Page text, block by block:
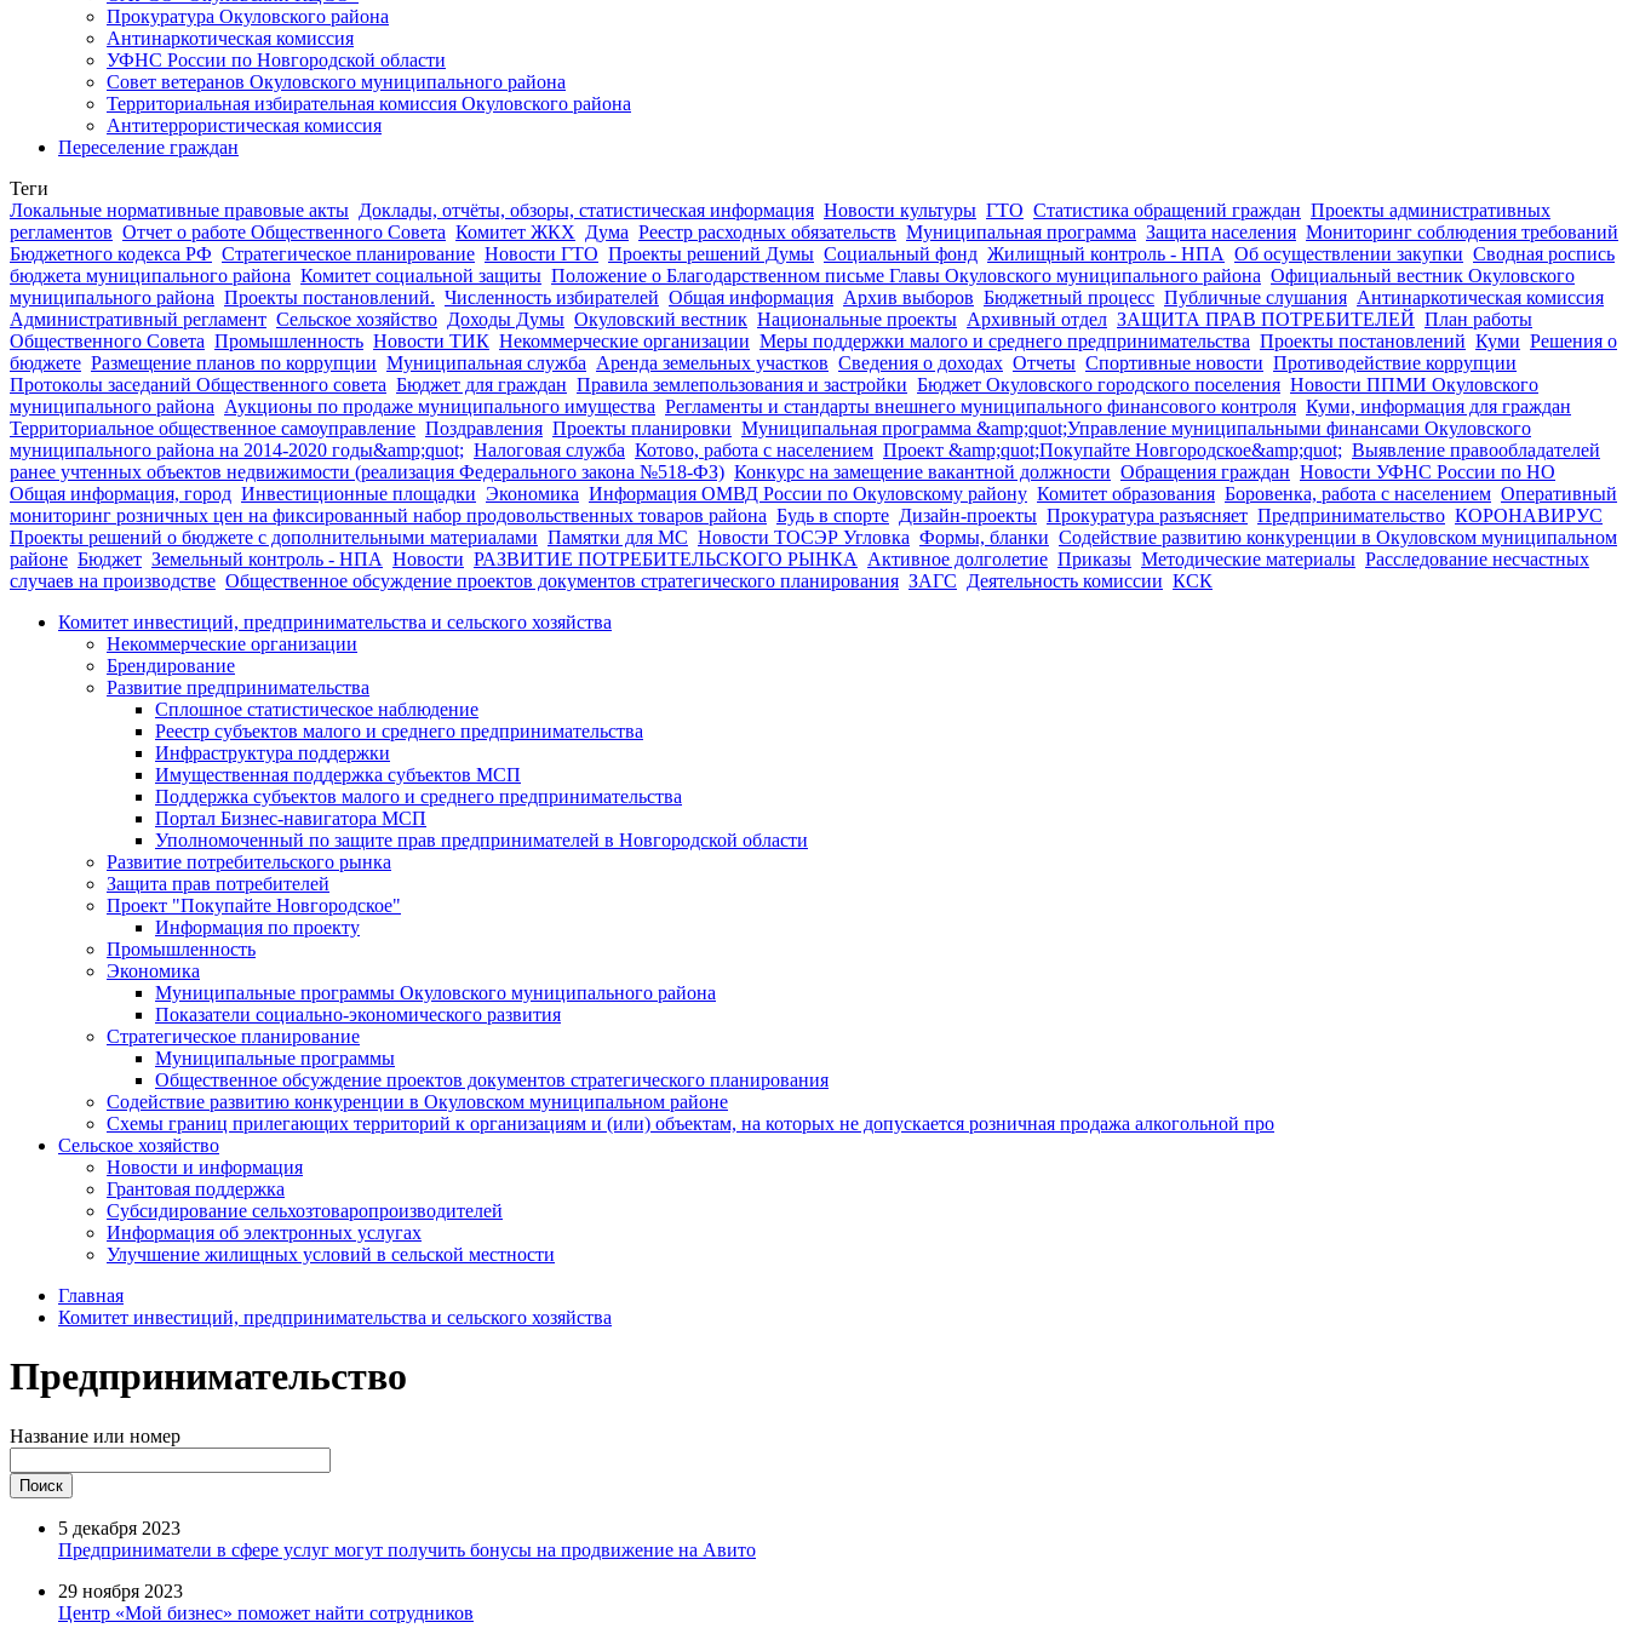
Прокуратура Окуловского района
Антинаркотическая комиссия
УФНС России по Новгородской области
Совет ветеранов Окуловского муниципального района
Территориальная избирательная комиссия Окуловского района
Антитеррористическая комиссия
Переселение граждан
Теги
Локальные нормативные правовые акты Доклады, отчёты, обзоры, статистическая информация Новости культуры ГТО Статистика обращений граждан Проекты административных
регламентов Отчет о работе Общественного Совета Комитет ЖКХ Дума Реестр расходных обязательств Муниципальная программа Защита населения Мониторинг соблюдения требований
Бюджетного кодекса РФ Стратегическое планирование Новости ГТО Проекты решений Думы Социальный фонд Жилищный контроль - НПА Об осуществлении закупки Сводная роспись
бюджета муниципального района Комитет социальной защиты Положение о Благодарственном письме Главы Окуловского муниципального района Официальный вестник Окуловского
муниципального района Проекты постановлений. Численность избирателей Общая информация Архив выборов Бюджетный процесс Публичные слушания Антинаркотическая комиссия
Административный регламент Сельское хозяйство Доходы Думы Окуловский вестник Национальные проекты Архивный отдел ЗАЩИТА ПРАВ ПОТРЕБИТЕЛЕЙ План работы
Общественного Совета Промышленность Новости ТИК Некоммерческие организации Меры поддержки малого и среднего предпринимательства Проекты постановлений Куми Решения о
бюджете Размещение планов по коррупции Муниципальная служба Аренда земельных участков Сведения о доходах Отчеты Спортивные новости Противодействие коррупции
Протоколы заседаний Общественного совета Бюджет для граждан Правила землепользования и застройки Бюджет Окуловского городского поселения Новости ППМИ Окуловского
муниципального района Аукционы по продаже муниципального имущества Регламенты и стандарты внешнего муниципального финансового контроля Куми, информация для граждан
Территориальное общественное самоуправление Поздравления Проекты планировки Муниципальная программа &amp;quot;Управление муниципальными финансами Окуловского
муниципального района на 2014-2020 годы&amp;quot; Налоговая служба Котово, работа с населением Проект &amp;quot;Покупайте Новгородское&amp;quot; Выявление правообладателей
ранее учтенных объектов недвижимости (реализация Федерального закона №518-ФЗ) Конкурс на замещение вакантной должности Обращения граждан Новости УФНС России по НО
Общая информация, город Инвестиционные площадки Экономика Информация ОМВД России по Окуловскому району Комитет образования Боровенка, работа с населением Оперативный
мониторинг розничных цен на фиксированный набор продовольственных товаров района Будь в спорте Дизайн-проекты Прокуратура разъясняет Предпринимательство КОРОНАВИРУС
Проекты решений о бюджете с дополнительными материалами Памятки для МС Новости ТОСЭР Угловка Формы, бланки Содействие развитию конкуренции в Окуловском муниципальном
районе Бюджет Земельный контроль - НПА Новости РАЗВИТИЕ ПОТРЕБИТЕЛЬСКОГО РЫНКА Активное долголетие Приказы Методические материалы Расследование несчастных
случаев на производстве Общественное обсуждение проектов документов стратегического планирования ЗАГС Деятельность комиссии КСК
Комитет инвестиций, предпринимательства и сельского хозяйства
Некоммерческие организации
Брендирование
Развитие предпринимательства
Сплошное статистическое наблюдение
Реестр субъектов малого и среднего предпринимательства
Инфраструктура поддержки
Имущественная поддержка субъектов МСП
Поддержка субъектов малого и среднего предпринимательства
Портал Бизнес-навигатора МСП
Уполномоченный по защите прав предпринимателей в Новгородской области
Развитие потребительского рынка
Защита прав потребителей
Проект "Покупайте Новгородское"
Информация по проекту
Промышленность
Экономика
Муниципальные программы Окуловского муниципального района
Показатели социально-экономического развития
Стратегическое планирование
Муниципальные программы
Общественное обсуждение проектов документов стратегического планирования
Содействие развитию конкуренции в Окуловском муниципальном районе
Схемы границ прилегающих территорий к организациям и (или) объектам, на которых не допускается розничная продажа алкогольной про
Сельское хозяйство
Новости и информация
Грантовая поддержка
Субсидирование сельхозтоваропроизводителей
Информация об электронных услугах
Улучшение жилищных условий в сельской местности
Главная
Комитет инвестиций, предпринимательства и сельского хозяйства
Предпринимательство
Название или номер
5 декабря 2023
Предприниматели в сфере услуг могут получить бонусы на продвижение на Авито
29 ноября 2023
Центр «Мой бизнес» поможет найти сотрудников